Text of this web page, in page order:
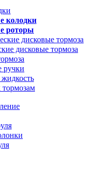
колодки
роторы
дисковые тормоза
дисковые тормоза
ручки
тормозам